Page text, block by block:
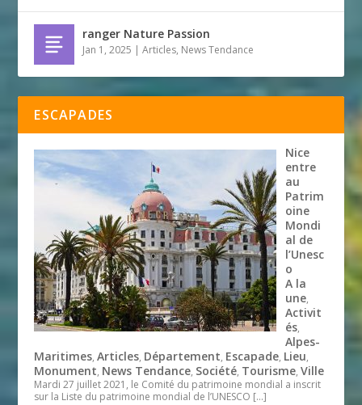
ranger Nature Passion
Jan 1, 2025 |Articles, News Tendance
ESCAPADES
Nice
entre
au
Patrim
oine
Mondi
al de
l’Unesc
o
A la
une,
Activit
és,
Alpes-
Maritimes,Articles, Département, Escapade, Lieu,
Monument, News Tendance, Société, Tourisme,Ville
Mardi 27 juillet 2021, le Comité du patrimoine mondial a inscrit
sur la Liste du patrimoine mondial de l’UNESCO […]